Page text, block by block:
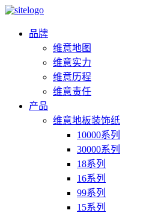
品牌
维意地图
维意实力
维意历程
维意责任
产品
维意地板装饰纸
10000系列
30000系列
18系列
16系列
99系列
15系列